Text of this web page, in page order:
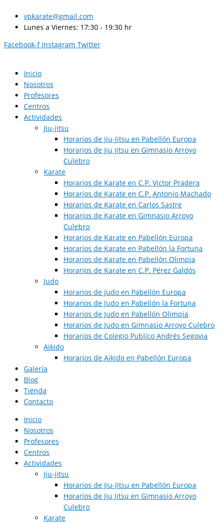
contenido
vpkarate@gmail.com
Lunes a Viernes: 17:30 - 19:30 hr
Facebook-f Instagram Twitter
Inicio
Nosotros
Profesores
Centros
Actividades
Jiu-jitsu
Horarios de Jiu-Jitsu en Pabellón Europa
Horarios de Jiu Jitsu en Gimnasio Arroyo
Culebro
Karate
Horarios de Karate en C.P. Victor Pradera
Horarios de Karate en C.P. Antonio Machado
Horarios de Karate en Carlos Sastre
Horarios de Karate en Gimnasio Arroyo
Culebro
Horarios de Karate en Pabellón Europa
Horarios de Karate en Pabellón la Fortuna
Horarios de Karate en Pabellón Olimpia
Horarios de Karate en C.P. Pérez Galdós
Judo
Horarios de Judo en Pabellón Europa​
Horarios de Judo en Pabellón la Fortuna
Horarios de Judo en Pabellón Olimpia
Horarios de Judo en Gimnasio Arroyo Culebro
Horarios de Colegio Publico Andrés Segovia
Aikido
Horarios de Aikido en Pabellón Europa​
Galería
Blog
Tienda
Contacto
Inicio
Nosotros
Profesores
Centros
Actividades
Jiu-jitsu
Horarios de Jiu-Jitsu en Pabellón Europa
Horarios de Jiu Jitsu en Gimnasio Arroyo
Culebro
Karate